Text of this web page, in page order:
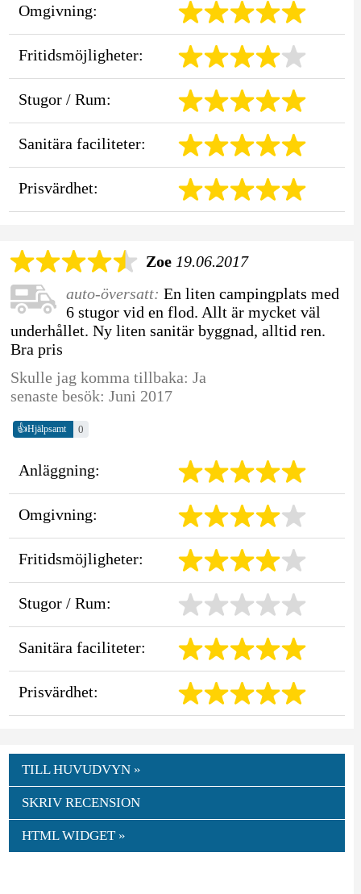
Omgivning:
Fritidsmöjligheter:
Stugor / Rum:
Sanitära faciliteter:
Prisvärdhet:
Zoe 19.06.2017
auto-översatt: En liten campingplats med
6 stugor vid en flod. Allt är mycket väl
underhållet. Ny liten sanitär byggnad, alltid ren.
Bra pris
Skulle jag komma tillbaka: Ja
senaste besök: Juni 2017
👍Hjälpsamt 0
Anläggning:
Omgivning:
Fritidsmöjligheter:
Stugor / Rum:
Sanitära faciliteter:
Prisvärdhet:
TILL HUVUDVYN »
SKRIV RECENSION
HTML WIDGET »